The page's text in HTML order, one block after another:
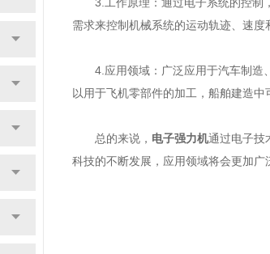
需求来控制机械系统的运动轨迹、速度
4.应用领域：广泛应用于汽车制造、
以用于飞机零部件的加工，船舶建造中
总的来说， 电子强力机通过电子技
科技的不断发展，应用领域将会更加广